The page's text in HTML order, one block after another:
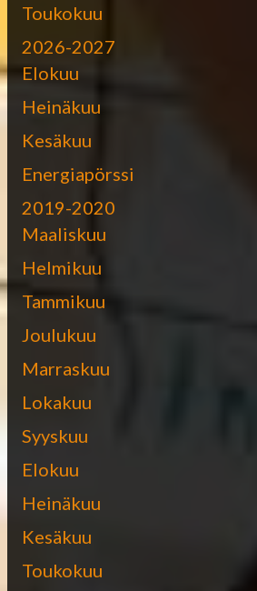
Toukokuu
2026-2027
Elokuu
Heinäkuu
Kesäkuu
Energiapörssi
2019-2020
Maaliskuu
Helmikuu
Tammikuu
Joulukuu
Marraskuu
Lokakuu
Syyskuu
Elokuu
Heinäkuu
Kesäkuu
Toukokuu